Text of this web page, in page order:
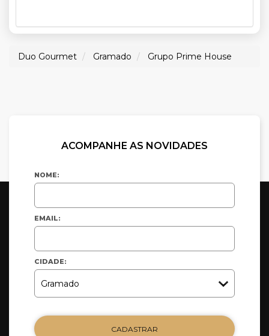
Duo Gourmet Gramado Grupo Prime House
ACOMPANHE AS NOVIDADES
NOME:
EMAIL:
CIDADE:
CADASTRAR